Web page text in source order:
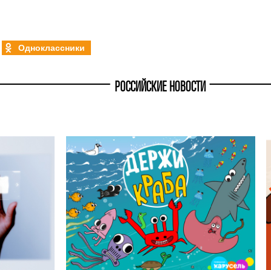
Одноклассники
РОССИЙСКИЕ НОВОСТИ